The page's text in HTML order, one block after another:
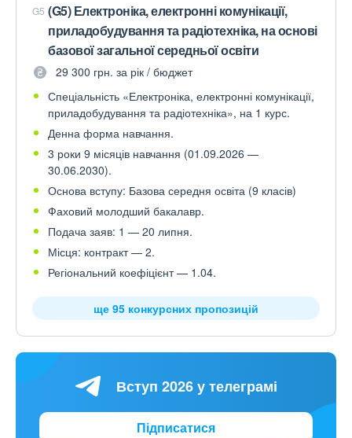
G5 (G5) Електроніка, електронні комунікації,
приладобудування та радіотехніка, на основі
базової загальної середньої освіти
29 300 грн. за рік / бюджет
Спеціальність «Електроніка, електронні комунікації,
приладобудування та радіотехніка», на 1 курс.
Денна форма навчання.
3 роки 9 місяців навчання (01.09.2026 —
30.06.2030).
Основа вступу: Базова середня освіта (9 класів)
Фаховий молодший бакалавр.
Подача заяв: 1 — 20 липня.
Місця: контракт — 2.
Регіональний коефіцієнт — 1.04.
ще 95 конкурсних пропозицій
Вступ 2026 у телеграмі
Підписатися